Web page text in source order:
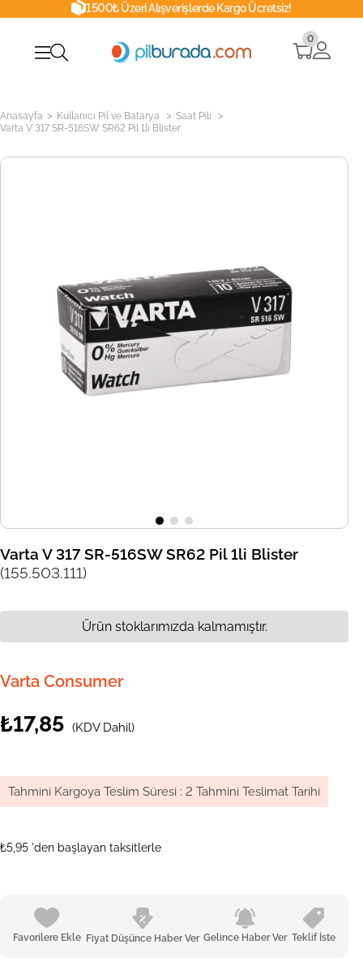
1500₺ Üzeri Alışverişlerde Kargo Ücretsiz!
0
Anasayfa > Kullanıcı Pil ve Batarya > Saat Pili >
Varta V 317 SR-516SW SR62 Pil 1li Blister
Varta V 317 SR-516SW SR62 Pil 1li Blister
(155.503.111)
Varta Consumer
₺17,85 (KDV Dahil)
Tahmini Kargoya Teslim Süresi : 2 Tahmini Teslimat Tarihi
₺5,95 'den başlayan taksitlerle
Favorilere Ekle Fiyat Düşünce Haber Ver Gelince Haber Ver Teklif İste
Ürün stoklarımızda kalmamıştır.